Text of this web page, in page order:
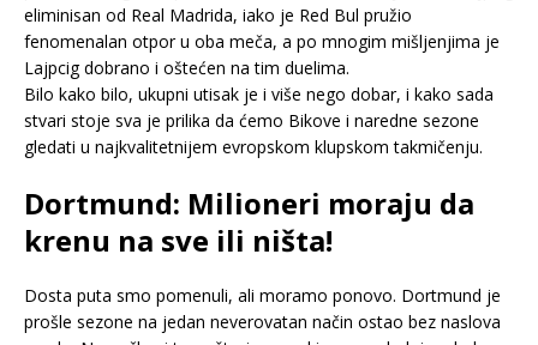
eliminisan od Real Madrida, iako je Red Bul pružio
fenomenalan otpor u oba meča, a po mnogim mišljenjima je
Lajpcig dobrano i oštećen na tim duelima.
Bilo kako bilo, ukupni utisak je i više nego dobar, i kako sada
stvari stoje sva je prilika da ćemo Bikove i naredne sezone
gledati u najkvalitetnijem evropskom klupskom takmičenju.
Dortmund: Milioneri moraju da
krenu na sve ili ništa!
Dosta puta smo pomenuli, ali moramo ponovo. Dortmund je
prošle sezone na jedan neverovatan način ostao bez naslova